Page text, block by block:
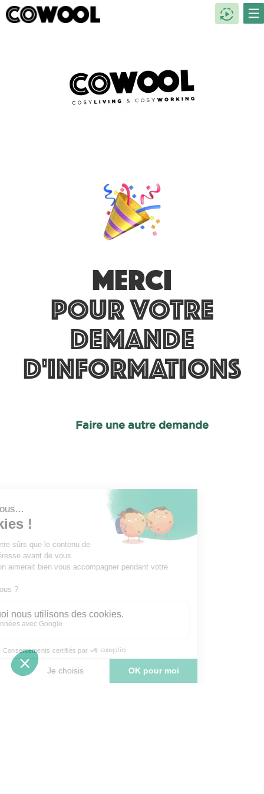
Merci
pour votre
demande
d'informations
Faire une autre demande